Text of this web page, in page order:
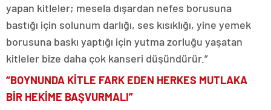
yapan kitleler; mesela dışardan nefes borusuna
bastığı için solunum darlığı, ses kısıklığı, yine yemek
borusuna baskı yaptığı için yutma zorluğu yaşatan
kitleler bize daha çok kanseri düşündürür.”
“BOYNUNDA KİTLE FARK EDEN HERKES MUTLAKA
BİR HEKİME BAŞVURMALI”